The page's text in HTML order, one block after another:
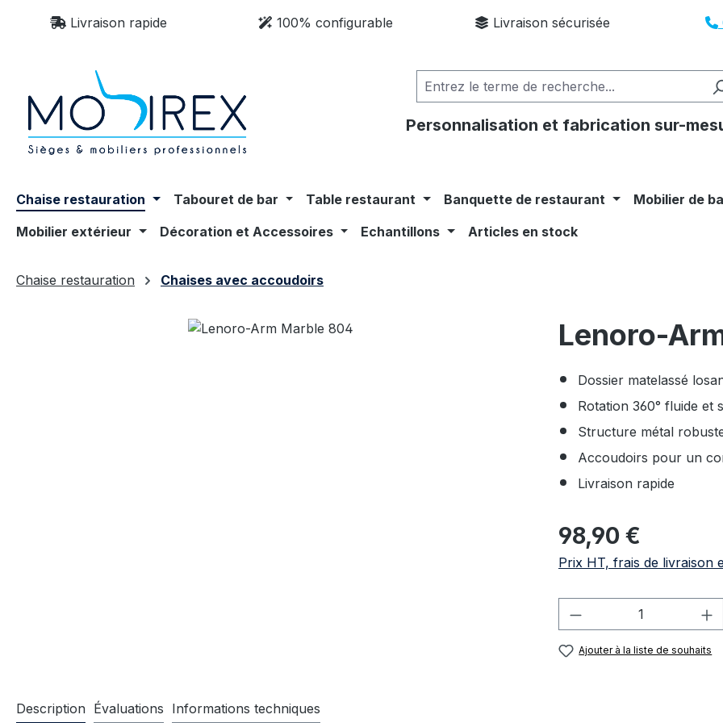
au contenu principal
Passer à la recherche
Passer à la navigation principale
Livraison rapide 100% configurable Livraison sécurisée
Personnalisation et fabrication sur-
Chaise restauration Tabouret de bar Table restaurant Banquette de restaurant Mobilier de
Mobilier extérieur
Décoration et Accessoires Echantillons Articles en stock
Chaise restauration
Chaises avec accoudoirs
Lenoro-
Dossier matelassé
Rotation 360° fluide et
Structure métal
Accoudoirs pour un
Livraison rapide
Prix régulier :
98,90 €
Prix HT, frais de livraison
Quantité de
Ajouter à la liste de souhaits
Description Évaluations Informations techniques